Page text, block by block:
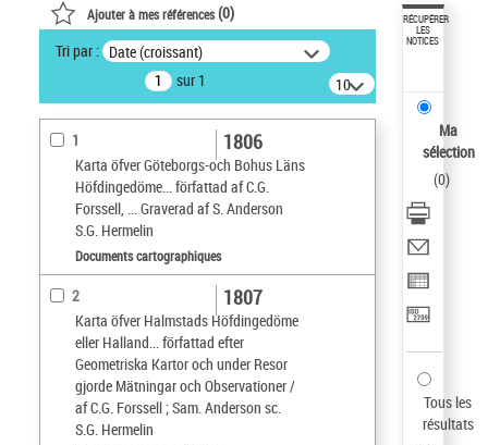
Ajouter à mes références(0)
Tri par : Date (croissant)
sur 1
10
résultats/page
1
Karta öfver Göteborgs-och Bohus Läns
Höfdingedöme... författad af C.G.
Forssell, ... Graverad af S. Anderson
S.G. Hermelin
1806
Documents cartographiques
2
Karta öfver Halmstads Höfdingedöme
eller Halland... författad efter
Geometriska Kartor och under Resor
gjorde Mätningar och Observationer /
af C.G. Forssell ; Sam. Anderson sc.
S.G. Hermelin
1807
RÉCUPÉRER
LES
NOTICES
Ma
sélection
(0)
Tous les
résultats